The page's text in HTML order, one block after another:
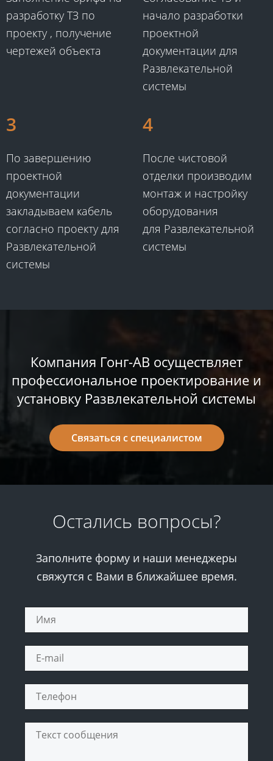
разработку ТЗ по
проекту , получение
чертежей объекта​
начало разработки
проектной
документации для
Развлекательной
системы​
3
По завершению
проектной
документации
закладываем кабель
согласно проекту для
Развлекательной
системы​
4
После чистовой
отделки производим
монтаж и настройку
оборудования
для Развлекательной
системы
Компания ​Гонг-АВ​ осуществляет
профессиональное проектирование и
установку Развлекательной системы​
Связаться с специалистом
Остались вопросы?
Заполните форму и наши менеджеры
свяжутся с Вами в ближайшее время.